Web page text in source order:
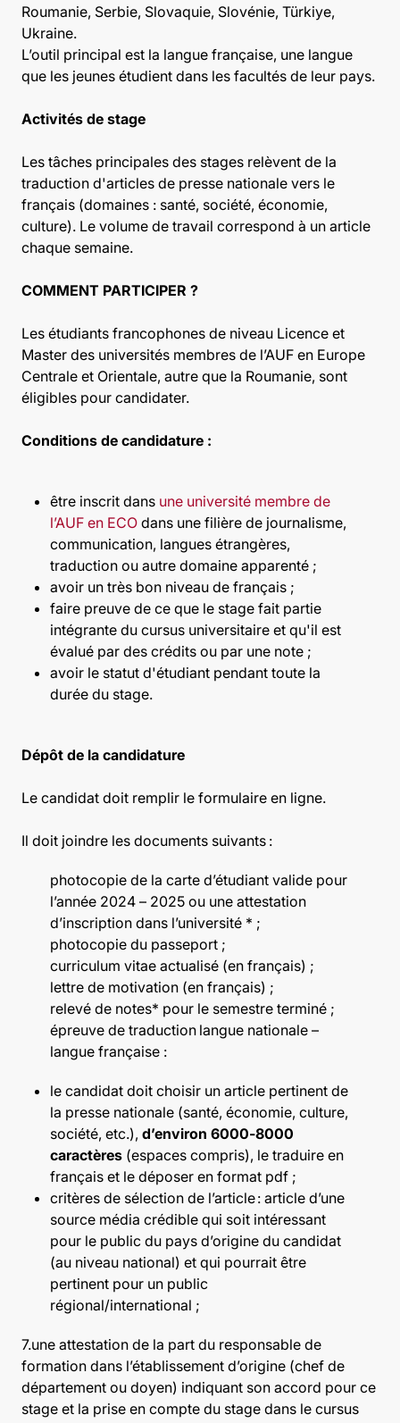
Roumanie, Serbie, Slovaquie, Slovénie, Türkiye,
Ukraine.
L’outil principal est la langue française, une langue
que les jeunes étudient dans les facultés de leur pays.
Activités de stage
Les tâches principales des stages relèvent de la
traduction d'articles de presse nationale vers le
français (domaines : santé, société, économie,
culture). Le volume de travail correspond à un article
chaque semaine.
COMMENT PARTICIPER ?
Les étudiants francophones de niveau Licence et
Master des universités membres de l’AUF en Europe
Centrale et Orientale, autre que la Roumanie, sont
éligibles pour candidater.
Conditions de candidature :
être inscrit dans une université membre de
l’AUF en ECO dans une filière de journalisme,
communication, langues étrangères,
traduction ou autre domaine apparenté ;
avoir un très bon niveau de français ;
faire preuve de ce que le stage fait partie
intégrante du cursus universitaire et qu'il est
évalué par des crédits ou par une note ;
avoir le statut d'étudiant pendant toute la
durée du stage.
Dépôt de la candidature
Le candidat doit remplir le formulaire en ligne.
Il doit joindre les documents suivants :
photocopie de la carte d’étudiant valide pour
l’année 2024 – 2025 ou une attestation
d’inscription dans l’université * ;
photocopie du passeport ;
curriculum vitae actualisé (en français) ;
lettre de motivation (en français) ;
relevé de notes* pour le semestre terminé ;
épreuve de traduction langue nationale –
langue française :
le candidat doit choisir un article pertinent de
la presse nationale (santé, économie, culture,
société, etc.), d’environ 6000-8000
caractères (espaces compris), le traduire en
français et le déposer en format pdf ;
critères de sélection de l’article: article d’une
source média crédible qui soit intéressant
pour le public du pays d’origine du candidat
(au niveau national) et qui pourrait être
pertinent pour un public
régional/international ;
7.une attestation de la part du responsable de
formation dans l’établissement d’origine (chef de
département ou doyen) indiquant son accord pour ce
stage et la prise en compte du stage dans le cursus